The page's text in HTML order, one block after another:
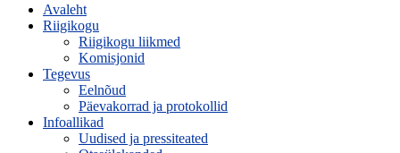
Avaleht
Riigikogu
Riigikogu liikmed
Komisjonid
Tegevus
Eelnõud
Päevakorrad ja protokollid
Infoallikad
Uudised ja pressiteated